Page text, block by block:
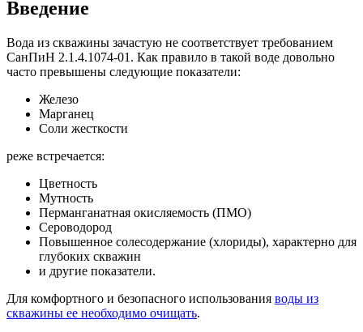
Введение
Вода из скважины зачастую не соответствует требованием
СанПиН 2.1.4.1074-01. Как правило в такой воде довольно
часто превышены следующие показатели:
Железо
Марганец
Соли жесткости
реже встречается:
Цветность
Мутность
Перманганатная окисляемость (ПМО)
Сероводород
Повышенное солесодержание (хлориды), характерно для
глубоких скважин
и другие показатели.
Для комфортного и безопасного использования воды из
скважины ее необходимо очищать.